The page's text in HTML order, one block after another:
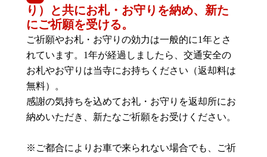
り）と共にお札・お守りを納め、新た
にご祈願を受ける。
ご祈願やお札・お守りの効力は一般的に1年とさ
れています。1年が経過しましたら、交通安全の
お札やお守りは当寺にお持ちください（返却料は
無料）。
感謝の気持ちを込めてお礼・お守りを返却所にお
納めいただき、新たなご祈願をお受けください。
※ご都合によりお車で来られない場合でも、ご祈